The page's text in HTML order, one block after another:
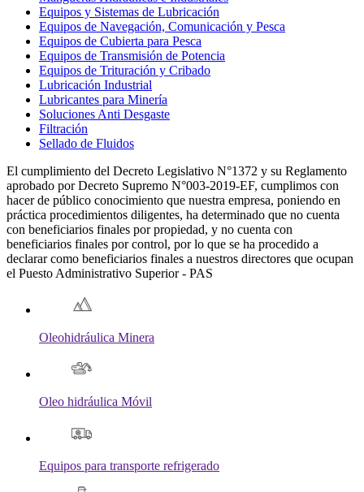
Equipos y Sistemas de Lubricación
Equipos de Navegación, Comunicación y Pesca
Equipos de Cubierta para Pesca
Equipos de Transmisión de Potencia
Equipos de Trituración y Cribado
Lubricación Industrial
Lubricantes para Minería
Soluciones Anti Desgaste
Filtración
Sellado de Fluidos
El cumplimiento del Decreto Legislativo N°1372 y su Reglamento
aprobado por Decreto Supremo N°003-2019-EF, cumplimos con
hacer de público conocimiento que nuestra empresa, poniendo en
práctica procedimientos diligentes, ha determinado que no cuenta
con beneficiarios finales por propiedad, y no cuenta con
beneficiarios finales por control, por lo que se ha procedido a
declarar como beneficiarios finales a nuestros directores que ocupan
el Puesto Administrativo Superior - PAS
Oleohidráulica Minera
Oleo hidráulica Móvil
Equipos para transporte refrigerado